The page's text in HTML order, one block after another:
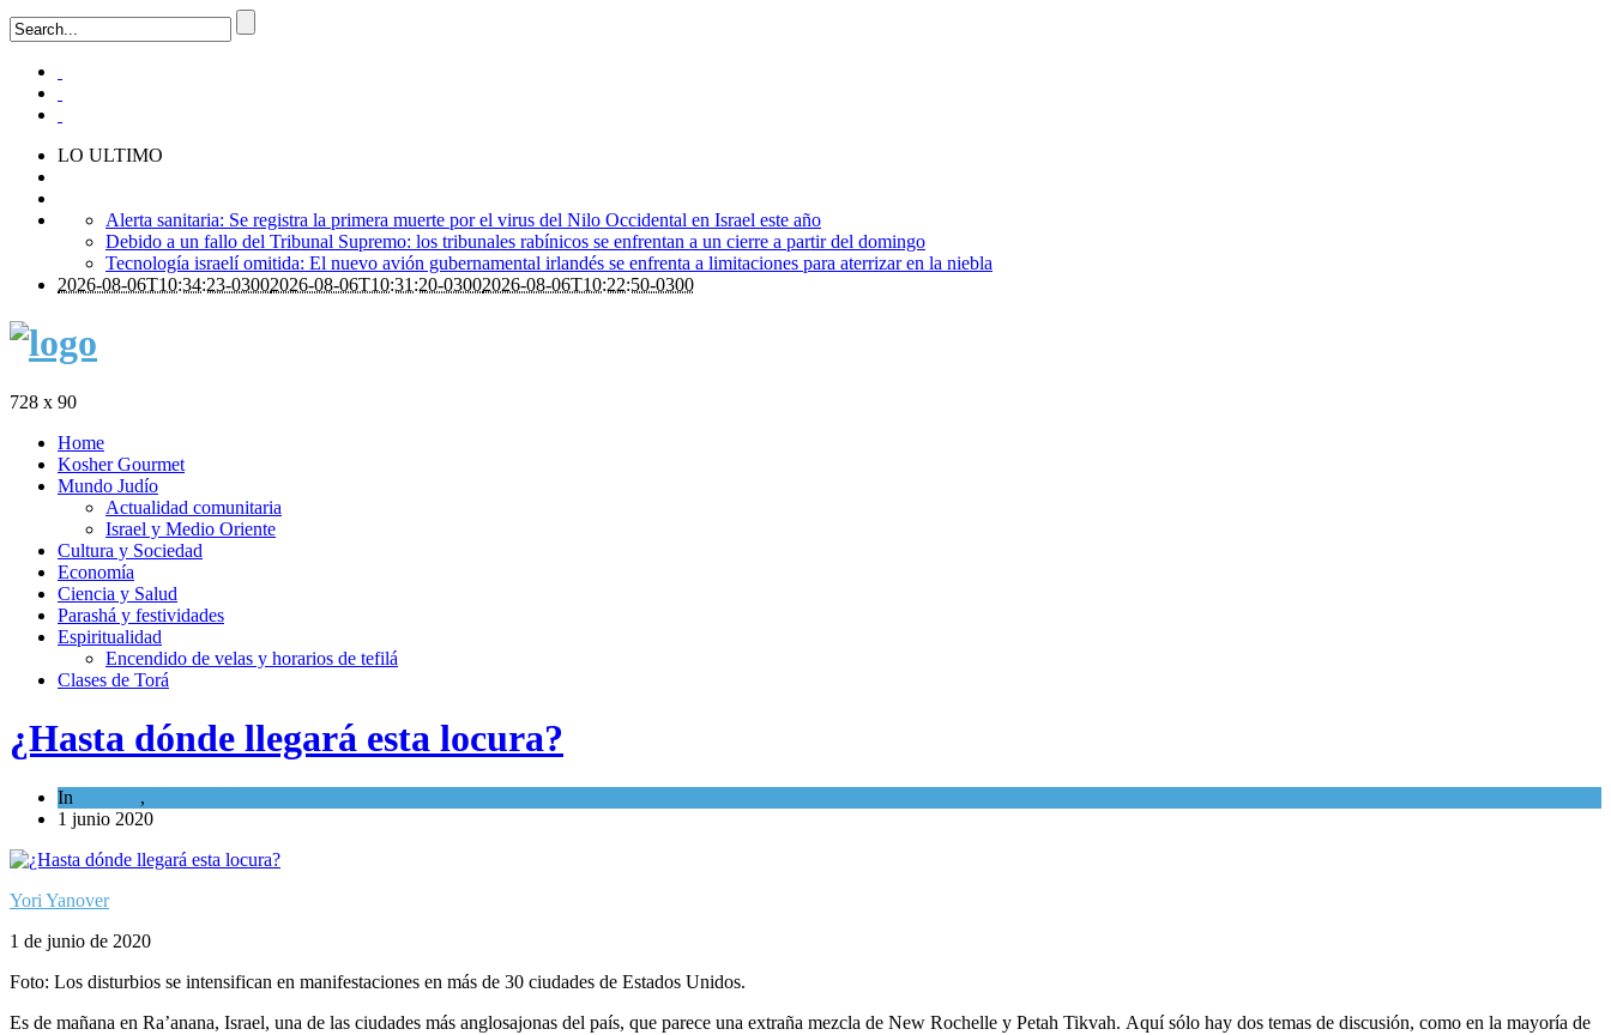
LO ULTIMO
Alerta sanitaria: Se registra la primera muerte por el virus del Nilo Occidental en Israel este año
Debido a un fallo del Tribunal Supremo: los tribunales rabínicos se enfrentan a un cierre a partir del domingo
Tecnología israelí omitida: El nuevo avión gubernamental irlandés se enfrenta a limitaciones para aterrizar en la niebla
2026-08-06T10:34:23-03002026-08-06T10:31:20-03002026-08-06T10:22:50-0300
728 x 90
Home
Kosher Gourmet
Mundo Judío
Actualidad comunitaria
Israel y Medio Oriente
Cultura y Sociedad
Economía
Ciencia y Salud
Parashá y festividades
Espiritualidad
Encendido de velas y horarios de tefilá
Clases de Torá
¿Hasta dónde llegará esta locura?
In ,
1 junio 2020
Yori Yanover
1 de junio de 2020
Foto: Los disturbios se intensifican en manifestaciones en más de 30 ciudades de Estados Unidos.
Es de mañana en Ra’anana, Israel, una de las ciudades más anglosajonas del país, que parece una extraña mezcla de New Rochelle y Petah Tikvah. Aquí sólo hay dos temas de discusión, como en la mayoría de